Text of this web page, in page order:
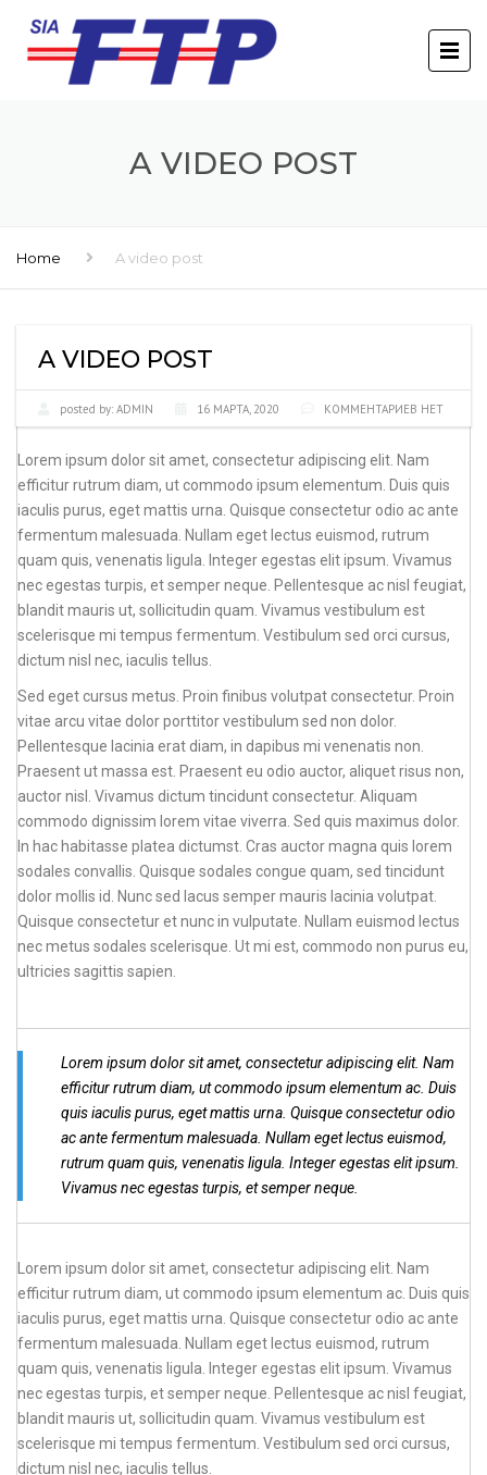
A VIDEO POST
Home A video post
A VIDEO POST
posted by: ADMIN 16 МАРТА, 2020 КОММЕНТАРИЕВ НЕТ
Lorem ipsum dolor sit amet, consectetur adipiscing elit. Nam
efficitur rutrum diam, ut commodo ipsum elementum. Duis quis
iaculis purus, eget mattis urna. Quisque consectetur odio ac ante
fermentum malesuada. Nullam eget lectus euismod, rutrum
quam quis, venenatis ligula. Integer egestas elit ipsum. Vivamus
nec egestas turpis, et semper neque. Pellentesque ac nisl feugiat,
blandit mauris ut, sollicitudin quam. Vivamus vestibulum est
scelerisque mi tempus fermentum. Vestibulum sed orci cursus,
dictum nisl nec, iaculis tellus.
Sed eget cursus metus. Proin finibus volutpat consectetur. Proin
vitae arcu vitae dolor porttitor vestibulum sed non dolor.
Pellentesque lacinia erat diam, in dapibus mi venenatis non.
Praesent ut massa est. Praesent eu odio auctor, aliquet risus non,
auctor nisl. Vivamus dictum tincidunt consectetur. Aliquam
commodo dignissim lorem vitae viverra. Sed quis maximus dolor.
In hac habitasse platea dictumst. Cras auctor magna quis lorem
sodales convallis. Quisque sodales congue quam, sed tincidunt
dolor mollis id. Nunc sed lacus semper mauris lacinia volutpat.
Quisque consectetur et nunc in vulputate. Nullam euismod lectus
nec metus sodales scelerisque. Ut mi est, commodo non purus eu,
ultricies sagittis sapien.
Lorem ipsum dolor sit amet, consectetur adipiscing elit. Nam
efficitur rutrum diam, ut commodo ipsum elementum ac. Duis
quis iaculis purus, eget mattis urna. Quisque consectetur odio
ac ante fermentum malesuada. Nullam eget lectus euismod,
rutrum quam quis, venenatis ligula. Integer egestas elit ipsum.
Vivamus nec egestas turpis, et semper neque.
Lorem ipsum dolor sit amet, consectetur adipiscing elit. Nam
efficitur rutrum diam, ut commodo ipsum elementum ac. Duis quis
iaculis purus, eget mattis urna. Quisque consectetur odio ac ante
fermentum malesuada. Nullam eget lectus euismod, rutrum
quam quis, venenatis ligula. Integer egestas elit ipsum. Vivamus
nec egestas turpis, et semper neque. Pellentesque ac nisl feugiat,
blandit mauris ut, sollicitudin quam. Vivamus vestibulum est
scelerisque mi tempus fermentum. Vestibulum sed orci cursus,
dictum nisl nec, iaculis tellus.